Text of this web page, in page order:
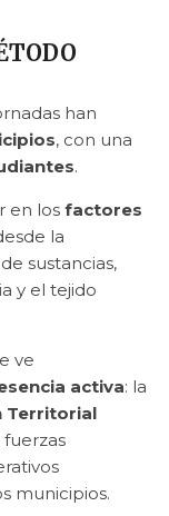
han
, con una
.
en los factores
la
sustancias,
y el tejido
ve
activa: la
Territorial
municipios.